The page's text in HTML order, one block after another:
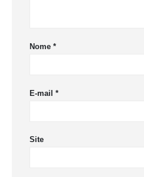
Nome *
E-mail *
Site